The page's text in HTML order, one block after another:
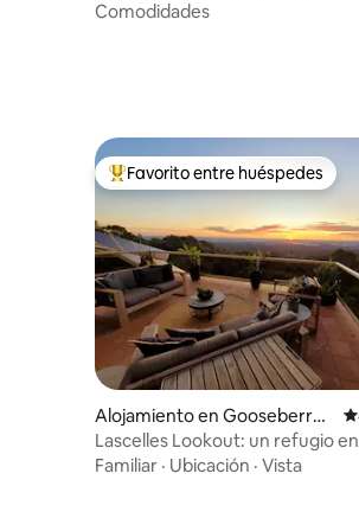
Comodidades
Favorito entre huéspedes
Favorito entre huéspedes
Alojamiento en Gooseberry
Hill
Lascelles Lookout: un refugio
Familiar · Ubicación · Vista